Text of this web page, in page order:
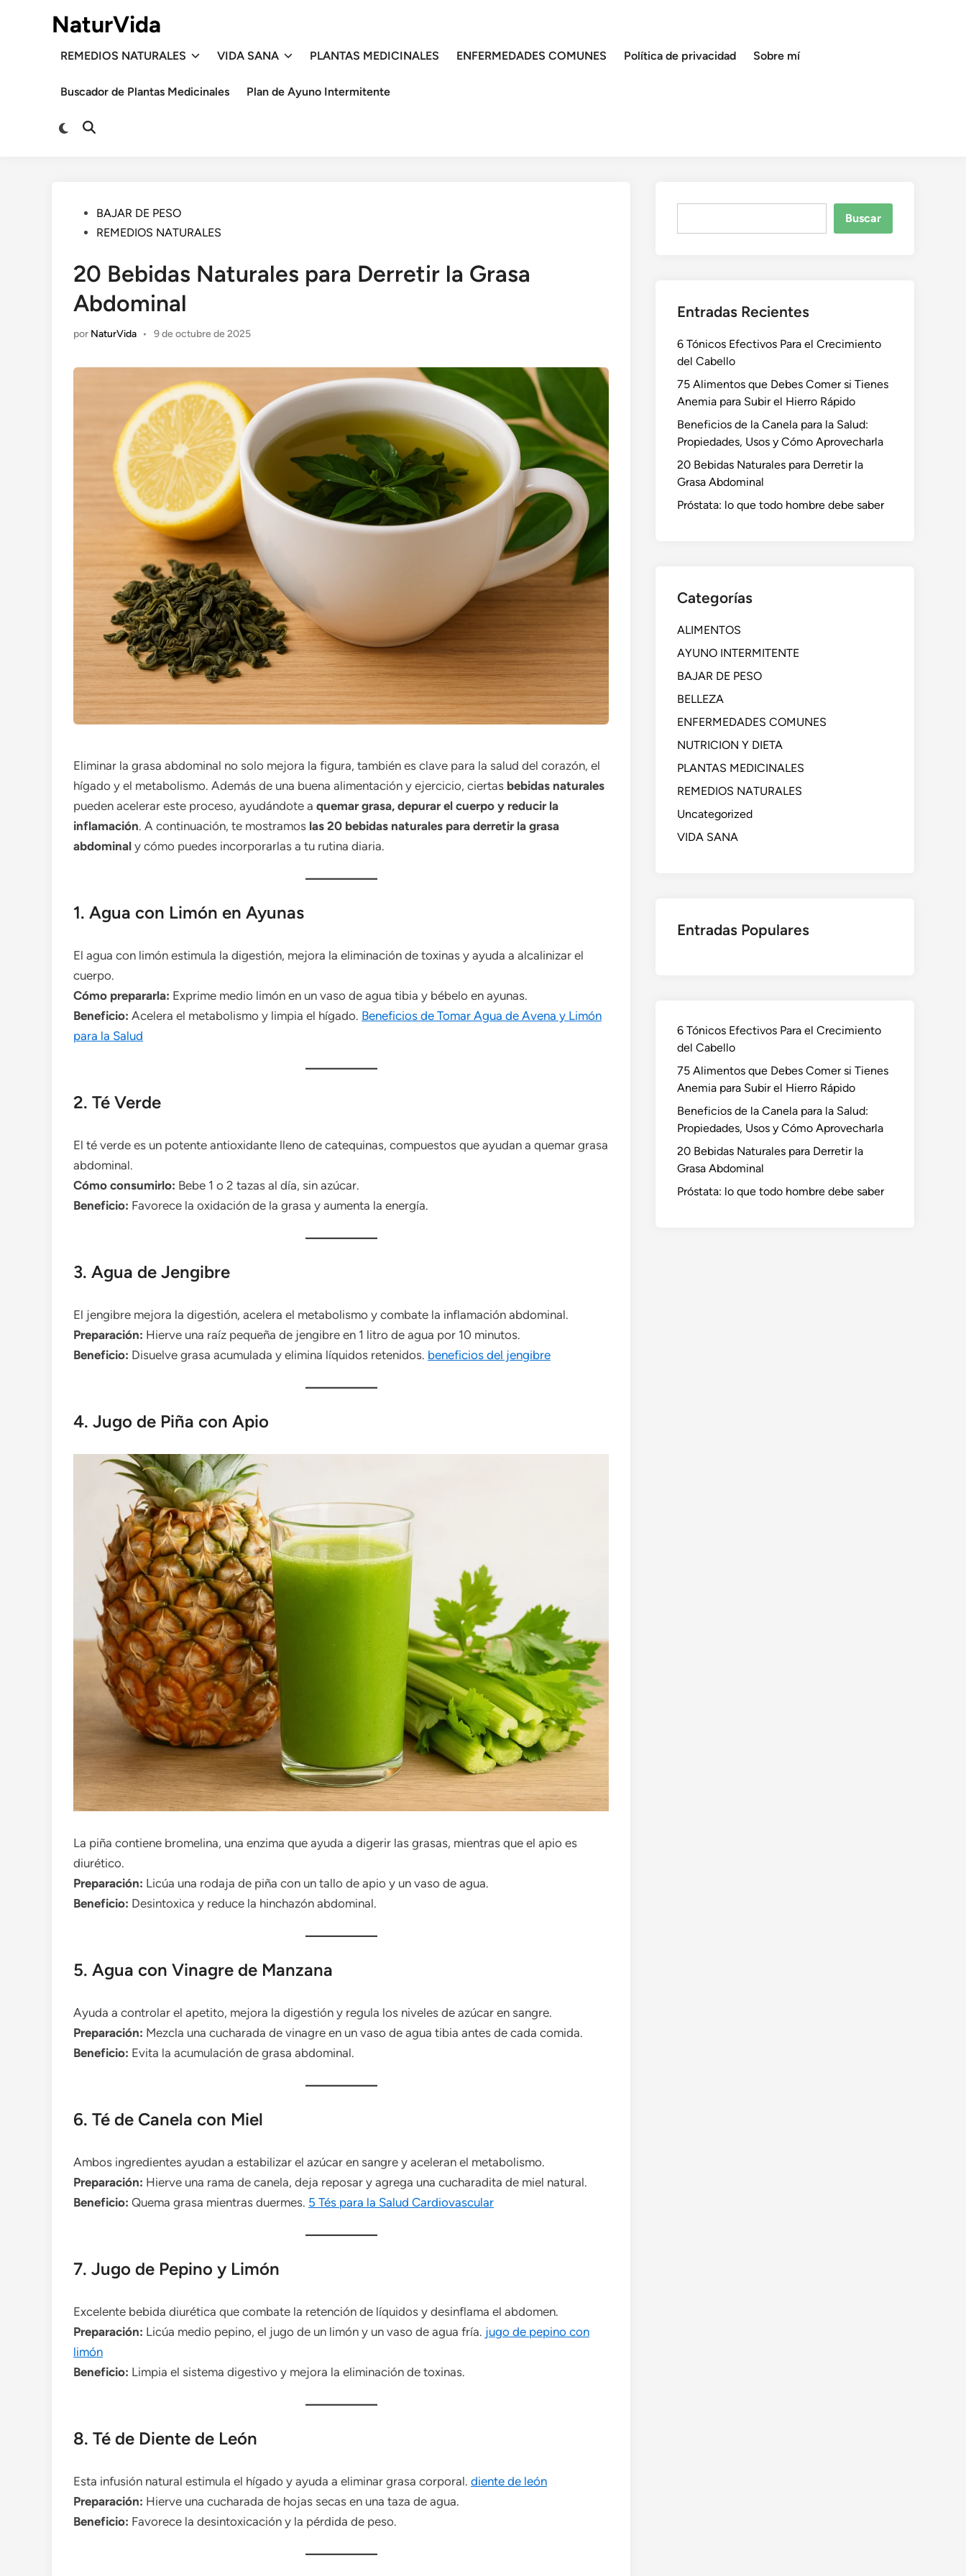
NaturVida
REMEDIOS NATURALES VIDA SANA PLANTAS MEDICINALES ENFERMEDADES COMUNES Política de privacidad Sobre mí
Buscador de Plantas Medicinales Plan de Ayuno Intermitente
Cambiar
Abrir
Publicado
en
BAJAR DE PESO
REMEDIOS NATURALES
20 Bebidas Naturales para Derretir la Grasa
Abdominal
por NaturVida • 9 de octubre de 2025
Eliminar la grasa abdominal no solo mejora la figura, también es clave para la salud del corazón, el
hígado y el metabolismo. Además de una buena alimentación y ejercicio, ciertas bebidas naturales
pueden acelerar este proceso, ayudándote a quemar grasa, depurar el cuerpo y reducir la
inflamación. A continuación, te mostramos las 20 bebidas naturales para derretir la grasa
abdominal y cómo puedes incorporarlas a tu rutina diaria.
1. Agua con Limón en Ayunas
El agua con limón estimula la digestión, mejora la eliminación de toxinas y ayuda a alcalinizar el
cuerpo.
Cómo prepararla: Exprime medio limón en un vaso de agua tibia y bébelo en ayunas.
Beneficio: Acelera el metabolismo y limpia el hígado. Beneficios de Tomar Agua de Avena y Limón
para la Salud
2. Té Verde
El té verde es un potente antioxidante lleno de catequinas, compuestos que ayudan a quemar grasa
abdominal.
Cómo consumirlo: Bebe 1 o 2 tazas al día, sin azúcar.
Beneficio: Favorece la oxidación de la grasa y aumenta la energía.
3. Agua de Jengibre
El jengibre mejora la digestión, acelera el metabolismo y combate la inflamación abdominal.
Preparación: Hierve una raíz pequeña de jengibre en 1 litro de agua por 10 minutos.
Beneficio: Disuelve grasa acumulada y elimina líquidos retenidos. beneficios del jengibre
4. Jugo de Piña con Apio
La piña contiene bromelina, una enzima que ayuda a digerir las grasas, mientras que el apio es
diurético.
Preparación: Licúa una rodaja de piña con un tallo de apio y un vaso de agua.
Beneficio: Desintoxica y reduce la hinchazón abdominal.
5. Agua con Vinagre de Manzana
Ayuda a controlar el apetito, mejora la digestión y regula los niveles de azúcar en sangre.
Preparación: Mezcla una cucharada de vinagre en un vaso de agua tibia antes de cada comida.
Beneficio: Evita la acumulación de grasa abdominal.
6. Té de Canela con Miel
Ambos ingredientes ayudan a estabilizar el azúcar en sangre y aceleran el metabolismo.
Preparación: Hierve una rama de canela, deja reposar y agrega una cucharadita de miel natural.
Beneficio: Quema grasa mientras duermes. 5 Tés para la Salud Cardiovascular
7. Jugo de Pepino y Limón
Excelente bebida diurética que combate la retención de líquidos y desinflama el abdomen.
Preparación: Licúa medio pepino, el jugo de un limón y un vaso de agua fría. jugo de pepino con
limón
Beneficio: Limpia el sistema digestivo y mejora la eliminación de toxinas.
8. Té de Diente de León
Esta infusión natural estimula el hígado y ayuda a eliminar grasa corporal. diente de león
Preparación: Hierve una cucharada de hojas secas en una taza de agua.
Beneficio: Favorece la desintoxicación y la pérdida de peso.
Buscar
Entradas Recientes
6 Tónicos Efectivos Para el Crecimiento
del Cabello
75 Alimentos que Debes Comer si Tienes
Anemia para Subir el Hierro Rápido
Beneficios de la Canela para la Salud:
Propiedades, Usos y Cómo Aprovecharla
20 Bebidas Naturales para Derretir la
Grasa Abdominal
Próstata: lo que todo hombre debe saber
Categorías
ALIMENTOS
AYUNO INTERMITENTE
BAJAR DE PESO
BELLEZA
ENFERMEDADES COMUNES
NUTRICION Y DIETA
PLANTAS MEDICINALES
REMEDIOS NATURALES
Uncategorized
VIDA SANA
Entradas Populares
6 Tónicos Efectivos Para el Crecimiento
del Cabello
75 Alimentos que Debes Comer si Tienes
Anemia para Subir el Hierro Rápido
Beneficios de la Canela para la Salud:
Propiedades, Usos y Cómo Aprovecharla
20 Bebidas Naturales para Derretir la
Grasa Abdominal
Próstata: lo que todo hombre debe saber